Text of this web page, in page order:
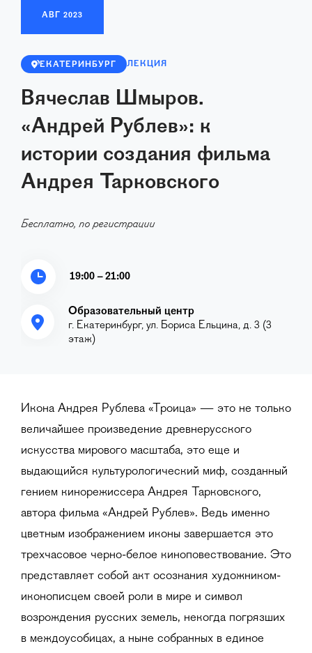
АВГ 2023
ЕКАТЕРИНБУРГ ЛЕКЦИЯ
Вячеслав Шмыров.
«Андрей Рублев»: к
истории создания фильма
Андрея Тарковского
Бесплатно, по регистрации
19:00 – 21:00
Образовательный центр
г. Екатеринбург, ул. Бориса Ельцина, д. 3 (3
этаж)
Икона Андрея Рублева «Троица» — это не только
величайшее произведение древнерусского
искусства мирового масштаба, это еще и
выдающийся культурологический миф, созданный
гением кинорежиссера Андрея Тарковского,
автора фильма «Андрей Рублев». Ведь именно
цветным изображением иконы завершается это
трехчасовое черно-белое киноповествование. Это
представляет собой акт осознания художником-
иконописцем своей роли в мире и символ
возрождения русских земель, некогда погрязших
в междоусобицах, а ныне собранных в единое